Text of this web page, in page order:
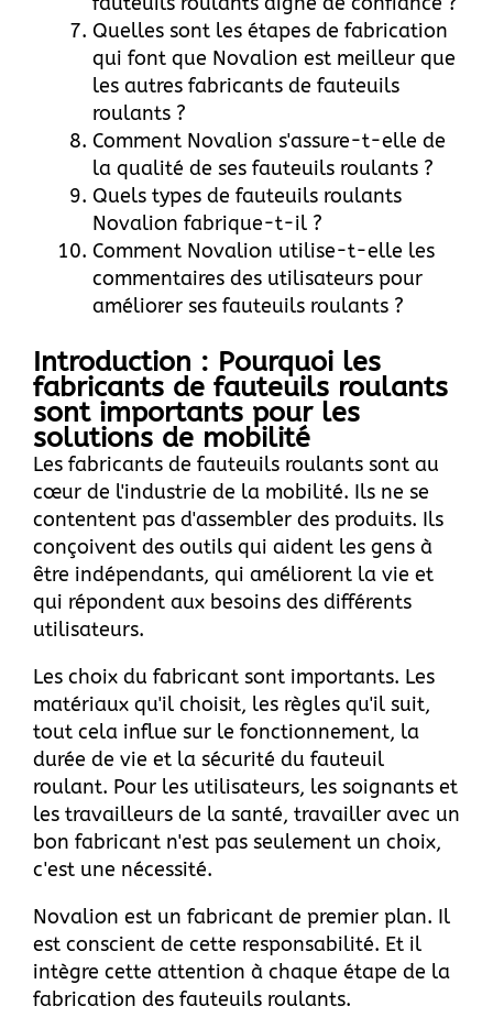
Quelles sont les étapes de fabrication
qui font que Novalion est meilleur que
les autres fabricants de fauteuils
roulants ?
Comment Novalion s'assure-t-elle de
la qualité de ses fauteuils roulants ?
Quels types de fauteuils roulants
Novalion fabrique-t-il ?
Comment Novalion utilise-t-elle les
commentaires des utilisateurs pour
améliorer ses fauteuils roulants ?
Introduction : Pourquoi les
fabricants de fauteuils roulants
sont importants pour les
solutions de mobilité
Les fabricants de fauteuils roulants sont au
cœur de l'industrie de la mobilité. Ils ne se
contentent pas d'assembler des produits. Ils
conçoivent des outils qui aident les gens à
être indépendants, qui améliorent la vie et
qui répondent aux besoins des différents
utilisateurs.
Les choix du fabricant sont importants. Les
matériaux qu'il choisit, les règles qu'il suit,
tout cela influe sur le fonctionnement, la
durée de vie et la sécurité du fauteuil
roulant. Pour les utilisateurs, les soignants et
les travailleurs de la santé, travailler avec un
bon fabricant n'est pas seulement un choix,
c'est une nécessité.
Novalion est un fabricant de premier plan. Il
est conscient de cette responsabilité. Et il
intègre cette attention à chaque étape de la
fabrication des fauteuils roulants.